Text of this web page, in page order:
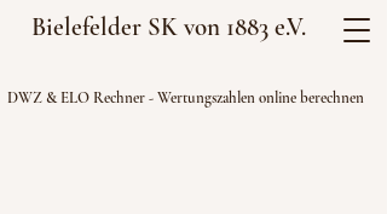
Bielefelder SK von 1883 e.V.
DWZ & ELO Rechner - Wertungszahlen online berechnen